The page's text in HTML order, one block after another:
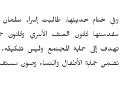
وفي ختام حديثها، طالبت إسراء سلمان
مقدمتها قانون العنف الأسري وقانون
تهدف إلى حماية المجتمع وليس تفكيكه،
تضمن حماية الأطفال والنساء وصون